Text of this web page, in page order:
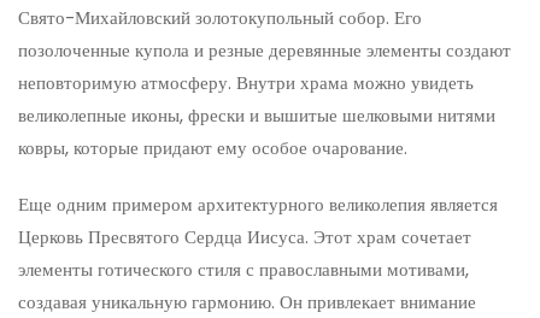
Свято-Михайловский золотокупольный собор. Его
позолоченные купола и резные деревянные элементы создают
неповторимую атмосферу. Внутри храма можно увидеть
великолепные иконы, фрески и вышитые шелковыми нитями
ковры, которые придают ему особое очарование.
Еще одним примером архитектурного великолепия является
Церковь Пресвятого Сердца Иисуса. Этот храм сочетает
элементы готического стиля с православными мотивами,
создавая уникальную гармонию. Он привлекает внимание